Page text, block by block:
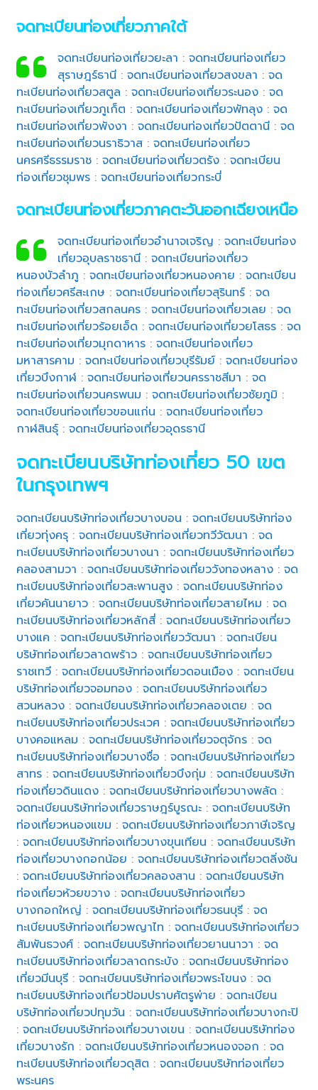
จดทะเบียนท่องเที่ยวภาคใต้
จดทะเบียนท่องเที่ยวยะลา : จดทะเบียนท่องเที่ยว
สุราษฎร์ธานี: จดทะเบียนท่องเที่ยวสงขลา : จด
ทะเบียนท่องเที่ยวสตูล :จดทะเบียนท่องเที่ยวระนอง :จด
ทะเบียนท่องเที่ยวภูเก็ต :จดทะเบียนท่องเที่ยวพัทลุง :จด
ทะเบียนท่องเที่ยวพังงา :จดทะเบียนท่องเที่ยวปัตตานี :จด
ทะเบียนท่องเที่ยวนราธิวาส :จดทะเบียนท่องเที่ยว
นครศรีธรรมราช :จดทะเบียนท่องเที่ยวตรัง :จดทะเบียน
ท่องเที่ยวชุมพร :จดทะเบียนท่องเที่ยวกระบี่
จดทะเบียนท่องเที่ยวภาคตะวันออกเฉียงเหนือ
จดทะเบียนท่องเที่ยวอำนาจเจริญ : จดทะเบียนท่อง
เที่ยวอุบลราชธานี: จดทะเบียนท่องเที่ยว
หนองบัวลำภู :จดทะเบียนท่องเที่ยวหนองคาย :จดทะเบียน
ท่องเที่ยวศรีสะเกษ :จดทะเบียนท่องเที่ยวสุรินทร์ :จด
ทะเบียนท่องเที่ยวสกลนคร :จดทะเบียนท่องเที่ยวเลย :จด
ทะเบียนท่องเที่ยวร้อยเอ็ด :จดทะเบียนท่องเที่ยวยโสธร :จด
ทะเบียนท่องเที่ยวมุกดาหาร :จดทะเบียนท่องเที่ยว
มหาสารคาม :จดทะเบียนท่องเที่ยวบุรีรัมย์ :จดทะเบียนท่อง
เที่ยวบึงกาฬ :จดทะเบียนท่องเที่ยวนครราชสีมา :จด
ทะเบียนท่องเที่ยวนครพนม :จดทะเบียนท่องเที่ยวชัยภูมิ :
จดทะเบียนท่องเที่ยวขอนแก่น :จดทะเบียนท่องเที่ยว
กาฬสินธุ์ :จดทะเบียนท่องเที่ยวอุดรธานี
จดทะเบียนบริษัทท่องเที่ยว 50 เขต
ในกรุงเทพฯ
จดทะเบียนบริษัทท่องเที่ยวบางบอน :จดทะเบียนบริษัทท่อง
เที่ยวทุ่งครุ :จดทะเบียนบริษัทท่องเที่ยวทวีวัฒนา :จด
ทะเบียนบริษัทท่องเที่ยวบางนา :จดทะเบียนบริษัทท่องเที่ยว
คลองสามวา :จดทะเบียนบริษัทท่องเที่ยววังทองหลาง :จด
ทะเบียนบริษัทท่องเที่ยวสะพานสูง :จดทะเบียนบริษัทท่อง
เที่ยวคันนายาว :จดทะเบียนบริษัทท่องเที่ยวสายไหม :จด
ทะเบียนบริษัทท่องเที่ยวหลักสี่ :จดทะเบียนบริษัทท่องเที่ยว
บางแค :จดทะเบียนบริษัทท่องเที่ยววัฒนา :จดทะเบียน
บริษัทท่องเที่ยวลาดพร้าว :จดทะเบียนบริษัทท่องเที่ยว
ราชเทวี :จดทะเบียนบริษัทท่องเที่ยวดอนเมือง :จดทะเบียน
บริษัทท่องเที่ยวจอมทอง :จดทะเบียนบริษัทท่องเที่ยว
สวนหลวง :จดทะเบียนบริษัทท่องเที่ยวคลองเตย :จด
ทะเบียนบริษัทท่องเที่ยวประเวศ :จดทะเบียนบริษัทท่องเที่ยว
บางคอแหลม :จดทะเบียนบริษัทท่องเที่ยวจตุจักร :จด
ทะเบียนบริษัทท่องเที่ยวบางซื่อ :จดทะเบียนบริษัทท่องเที่ยว
สาทร :จดทะเบียนบริษัทท่องเที่ยวบึงกุ่ม :จดทะเบียนบริษัท
ท่องเที่ยวดินแดง :จดทะเบียนบริษัทท่องเที่ยวบางพลัด :
จดทะเบียนบริษัทท่องเที่ยวราษฎร์บูรณะ :จดทะเบียนบริษัท
ท่องเที่ยวหนองแขม :จดทะเบียนบริษัทท่องเที่ยวภาษีเจริญ
:จดทะเบียนบริษัทท่องเที่ยวบางขุนเทียน :จดทะเบียนบริษัท
ท่องเที่ยวบางกอกน้อย :จดทะเบียนบริษัทท่องเที่ยวตลิ่งชัน
:จดทะเบียนบริษัทท่องเที่ยวคลองสาน :จดทะเบียนบริษัท
ท่องเที่ยวห้วยขวาง :จดทะเบียนบริษัทท่องเที่ยว
บางกอกใหญ่ :จดทะเบียนบริษัทท่องเที่ยวธนบุรี :จด
ทะเบียนบริษัทท่องเที่ยวพญาไท :จดทะเบียนบริษัทท่องเที่ยว
สัมพันธวงศ์ :จดทะเบียนบริษัทท่องเที่ยวยานนาวา :จด
ทะเบียนบริษัทท่องเที่ยวลาดกระบัง :จดทะเบียนบริษัทท่อง
เที่ยวมีนบุรี :จดทะเบียนบริษัทท่องเที่ยวพระโขนง :จด
ทะเบียนบริษัทท่องเที่ยวป้อมปราบศัตรูพ่าย :จดทะเบียน
บริษัทท่องเที่ยวปทุมวัน :จดทะเบียนบริษัทท่องเที่ยวบางกะปิ
:จดทะเบียนบริษัทท่องเที่ยวบางเขน :จดทะเบียนบริษัทท่อง
เที่ยวบางรัก :จดทะเบียนบริษัทท่องเที่ยวหนองจอก :จด
ทะเบียนบริษัทท่องเที่ยวดุสิต :จดทะเบียนบริษัทท่องเที่ยว
พระนคร